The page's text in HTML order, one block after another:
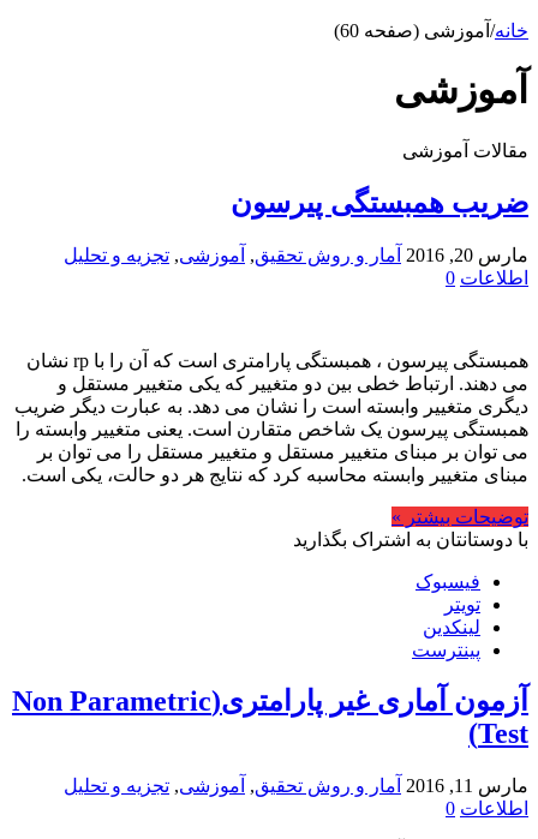
خانه/ آموزشی (صفحه 60)
آموزشی
مقالات آموزشی
ضریب همبستگی پیرسون
مارس 20, 2016 آمار و روش تحقیق, آموزشی, تجزیه و تحلیل
اطلاعات 0
همبستگی پیرسون ، همبستگی پارامتری است که آن را با rp نشان
می دهند. ارتباط خطی بین دو متغییر که یکی متغییر مستقل و
دیگری متغییر وابسته است را نشان می دهد. به عبارت دیگر ضریب
همبستگی پیرسون یک شاخص متقارن است. یعنی متغییر وابسته را
می توان بر مبنای متغییر مستقل و متغییر مستقل را می توان بر
مبنای متغییر وابسته محاسبه کرد که نتایج هر دو حالت، یکی است.
توضیحات بیشتر »
با دوستانتان به اشتراک بگذارید
فیسبوک
تویتر
لینکدین
پینترست
آزمون آماری غیر پارامتری(Non Parametric
Test)
مارس 11, 2016 آمار و روش تحقیق, آموزشی, تجزیه و تحلیل
اطلاعات 0